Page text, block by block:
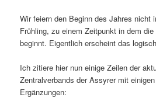
Wir feiern den Beginn des Jahres nicht
Frühling, zu einem Zeitpunkt in dem
beginnt. Eigentlich erscheint das
Ich zitiere hier nun einige Zeilen der
Zentralverbands der Assyrer mit
Ergänzungen: